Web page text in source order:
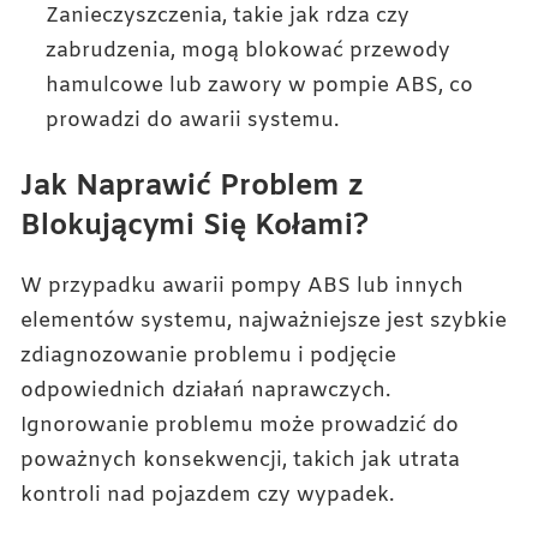
Zanieczyszczenia, takie jak rdza czy
zabrudzenia, mogą blokować przewody
hamulcowe lub zawory w pompie ABS, co
prowadzi do awarii systemu.
Jak Naprawić Problem z
Blokującymi Się Kołami?
W przypadku awarii pompy ABS lub innych
elementów systemu, najważniejsze jest szybkie
zdiagnozowanie problemu i podjęcie
odpowiednich działań naprawczych.
Ignorowanie problemu może prowadzić do
poważnych konsekwencji, takich jak utrata
kontroli nad pojazdem czy wypadek.